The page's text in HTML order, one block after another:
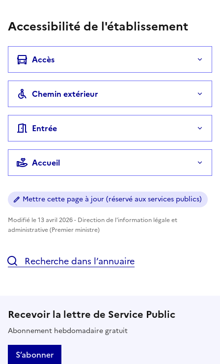
Accessibilité de l'établissement
Accès
Chemin extérieur
Entrée
Accueil
Mettre cette page à jour (réservé aux services publics)
Modifié le 13 avril 2026 - Direction de l'information légale et
administrative (Premier ministre)
Recherche dans l’annuaire
Recevoir la lettre de Service Public
Abonnement hebdomadaire gratuit
S’abonner